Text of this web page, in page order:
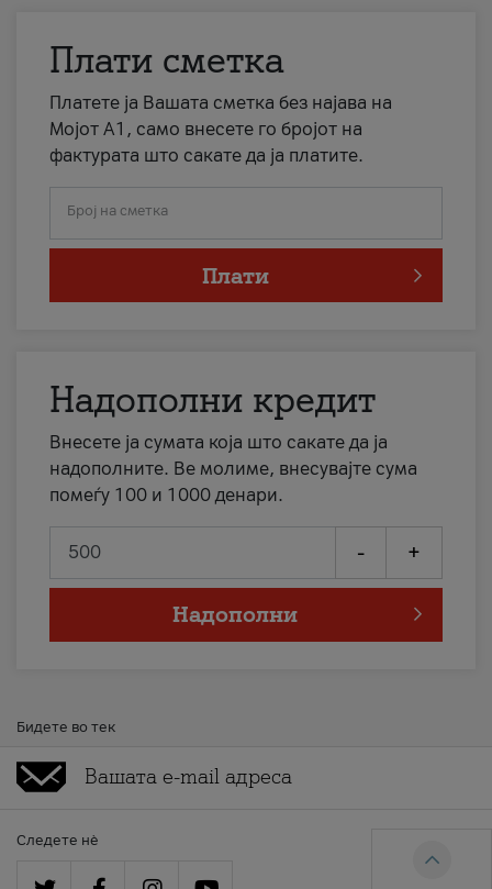
Плати сметка
Платете ја Вашата сметка без најава на
Мојот А1, само внесете го бројот на
фактурата што сакате да ја платите.
Број на сметка
Плати
Надополни кредит
Внесете ја сумата која што сакате да ја
надополните. Ве молиме, внесувајте сума
помеѓу 100 и 1000 денари.
- +
Надополни
Бидете во тек
Следете нè